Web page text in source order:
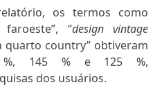
os termos como
“design vintage
quarto country” obtiveram
%, 145 % e 125 %,
dos usuários.